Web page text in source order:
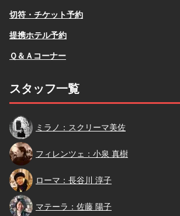
切符・チケット予約
提携ホテル予約
Ｑ＆Ａコーナー
スタッフ一覧
スクリーマ
ミラノ：スクリーマ美佐
小泉
フィレンツェ：小泉 真樹
長谷川
ローマ：長谷川 淳子
佐藤
マテーラ：佐藤 陽子